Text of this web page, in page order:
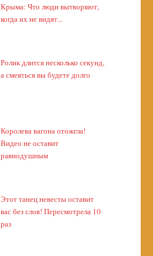
Крыма: Что люди вытворяют,
когда их не видят...
Ролик длится несколько секунд,
а смеяться вы будете долго
Королева вагона отожгла!
Видео не оставит
равнодушным
Этот танец невесты оставит
вас без слов! Пересмотрела 10
раз